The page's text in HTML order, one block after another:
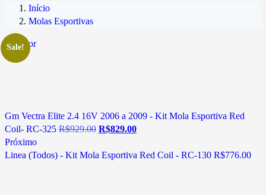
Início
Molas Esportivas
Anterior
Gm Vectra Elite 2.4 16V 2006 a 2009 - Kit Mola Esportiva Red
Coil- RC-325 R$929.00 R$829.00
Próximo
Linea (Todos) - Kit Mola Esportiva Red Coil - RC-130 R$776.00
Sale!